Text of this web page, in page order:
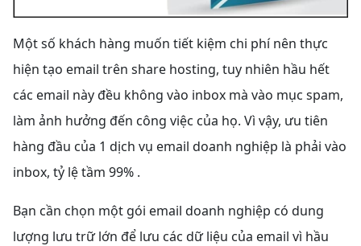
Một số khách hàng muốn tiết kiệm chi phí nên thực
hiện tạo email trên share hosting, tuy nhiên hầu hết
các email này đều không vào inbox mà vào mục spam,
làm ảnh hưởng đến công việc của họ. Vì vậy, ưu tiên
hàng đầu của 1 dịch vụ email doanh nghiệp là phải vào
inbox, tỷ lệ tầm 99% .
Bạn cần chọn một gói email doanh nghiệp có dung
lượng lưu trữ lớn để lưu các dữ liệu của email vì hầu